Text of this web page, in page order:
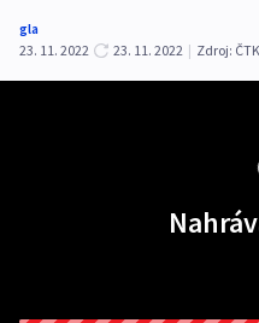
gla
23. 11. 2022
23. 11. 2022 | Zdroj: ČTK